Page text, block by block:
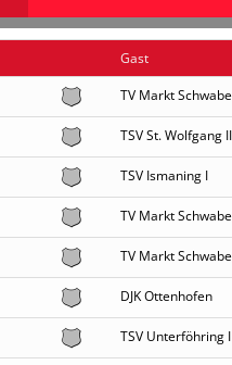
Gast
TV Markt
TSV St. Wolfgang II
TSV Ismaning I
TV Markt
TV Markt
DJK Ottenhofen
TSV Unterföhring I